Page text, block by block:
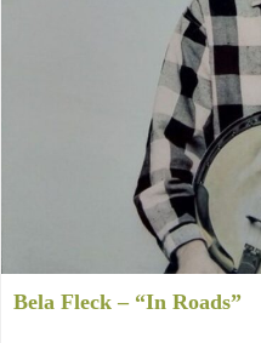
Bela Fleck – “In Roads”